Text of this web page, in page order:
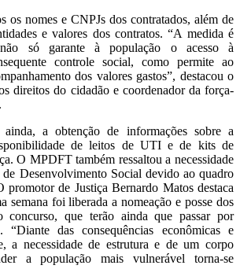
os nomes e CNPJs dos contratados, além de
e valores dos contratos. “A medida é
só garante à população o acesso à
controle social, como permite ao
dos valores gastos”, destacou o
direitos do cidadão e coordenador da força-
a obtenção de informações sobre a
de leitos de UTI e de kits de
O MPDFT também ressaltou a necessidade
de Desenvolvimento Social devido ao quadro
promotor de Justiça Bernardo Matos destaca
semana foi liberada a nomeação e posse dos
concurso, que terão ainda que passar por
“Diante das consequências econômicas e
a necessidade de estrutura e de um corpo
a população mais vulnerável torna-se